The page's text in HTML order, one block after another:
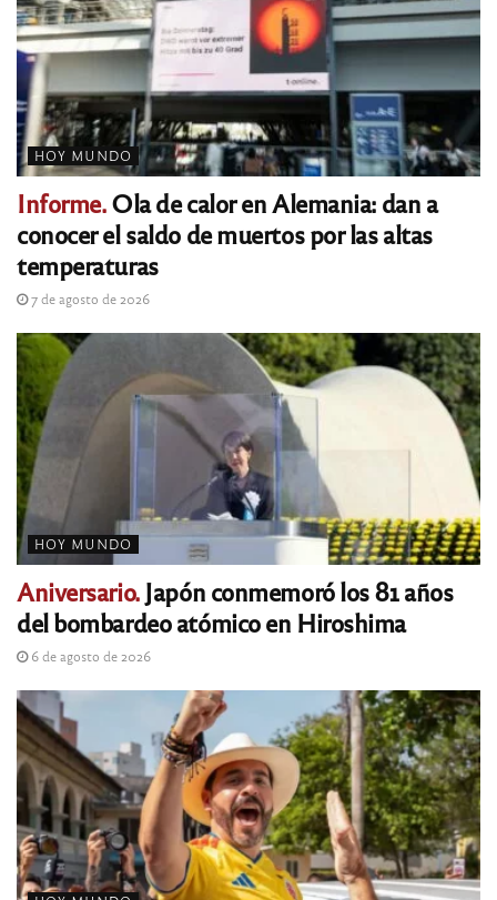
HOY MUNDO
Informe.Ola de calor en Alemania: dan a
conocer el saldo de muertos por las altas
temperaturas
7 de agosto de 2026
HOY MUNDO
Aniversario.Japón conmemoró los 81 años
del bombardeo atómico en Hiroshima
6 de agosto de 2026